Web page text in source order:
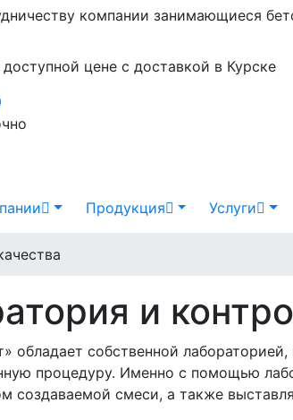
компании занимающиеся
цене с доставкой в Курске
Продукция Услуги
и
обладает собственной
процедуру. Именно с помощью
создаваемой смеси, а также